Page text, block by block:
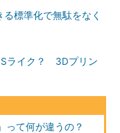
標準化で無駄をなく
ライク？ 3Dプリン
って何が違うの？